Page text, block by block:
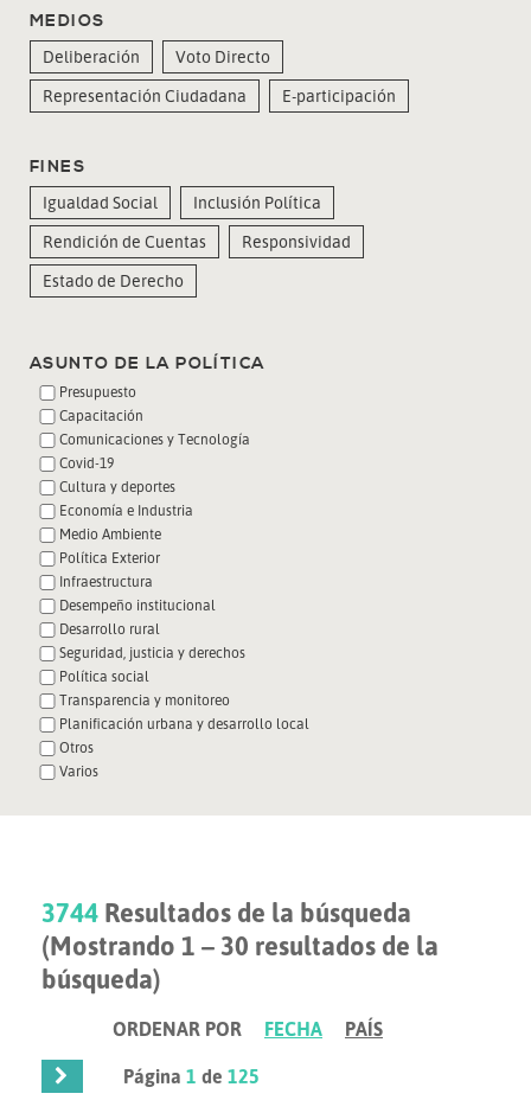
MEDIOS
Deliberación
Voto Directo
Representación Ciudadana
E-participación
FINES
Igualdad Social
Inclusión Política
Rendición de Cuentas
Responsividad
Estado de Derecho
ASUNTO DE LA POLÍTICA
Presupuesto
Capacitación
Comunicaciones y Tecnología
Covid-19
Cultura y deportes
Economía e Industria
Medio Ambiente
Política Exterior
Infraestructura
Desempeño institucional
Desarrollo rural
Seguridad, justicia y derechos
Política social
Transparencia y monitoreo
Planificación urbana y desarrollo local
Otros
Varios
3744 Resultados de la búsqueda
(Mostrando 1 – 30 resultados de la
búsqueda)
ORDENAR POR FECHA
PAÍS
Página1 de125